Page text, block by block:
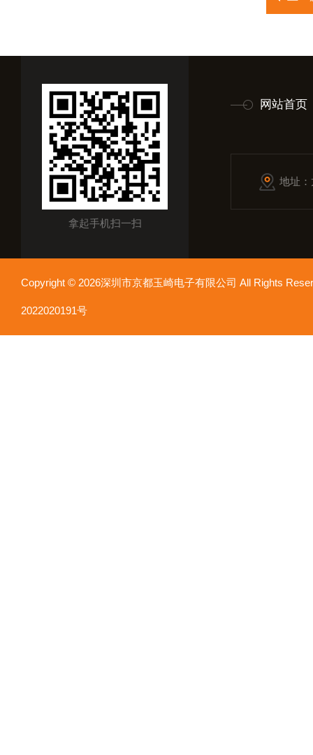
拿起手机扫一扫
网站首页
地址
Copyright © 2026深圳市京都玉崎电子有限公司 All Rights
2022020191号